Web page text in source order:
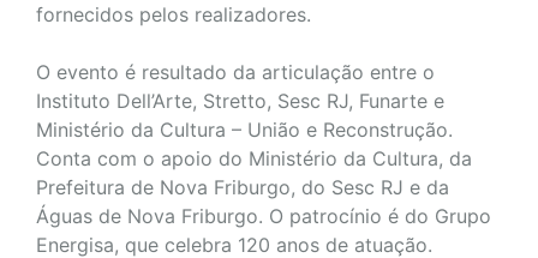
fornecidos pelos realizadores.
O evento é resultado da articulação entre o
Instituto Dell’Arte, Stretto, Sesc RJ, Funarte e
Ministério da Cultura – União e Reconstrução.
Conta com o apoio do Ministério da Cultura, da
Prefeitura de Nova Friburgo, do Sesc RJ e da
Águas de Nova Friburgo. O patrocínio é do Grupo
Energisa, que celebra 120 anos de atuação.